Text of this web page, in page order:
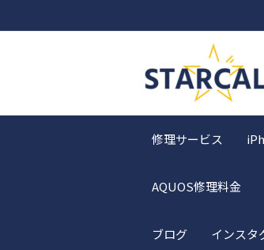
修理サービス
AQUOS修理料金
ブログ インスタ